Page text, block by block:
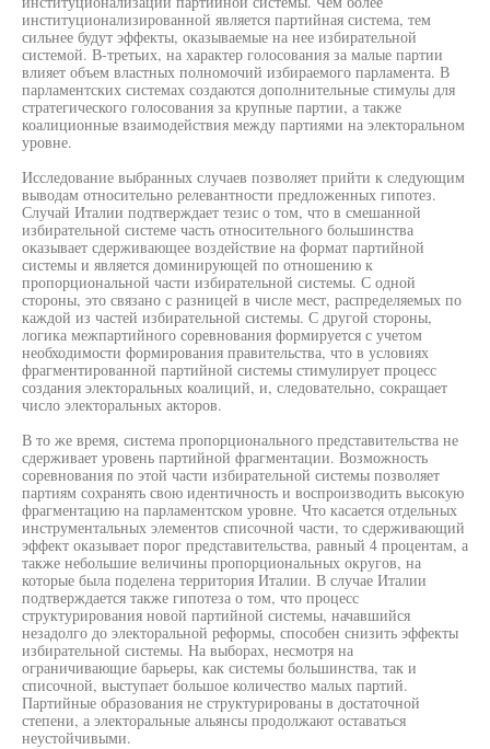
институционализированной является партийная система, тем
сильнее будут эффекты, оказываемые на нее избирательной
системой. В-третьих, на характер голосования за малые партии
влияет объем властных полномочий избираемого парламента. В
парламентских системах создаются дополнительные стимулы для
стратегического голосования за крупные партии, а также
коалиционные взаимодействия между партиями на электоральном
уровне.
Исследование выбранных случаев позволяет прийти к следующим
выводам относительно релевантности предложенных гипотез.
Случай Италии подтверждает тезис о том, что в смешанной
избирательной системе часть относительного большинства
оказывает сдерживающее воздействие на формат партийной
системы и является доминирующей по отношению к
пропорциональной части избирательной системы. С одной
стороны, это связано с разницей в числе мест, распределяемых по
каждой из частей избирательной системы. С другой стороны,
логика межпартийного соревнования формируется с учетом
необходимости формирования правительства, что в условиях
фрагментированной партийной системы стимулирует процесс
создания электоральных коалиций, и, следовательно, сокращает
число электоральных акторов.
В то же время, система пропорционального представительства не
сдерживает уровень партийной фрагментации. Возможность
соревнования по этой части избирательной системы позволяет
партиям сохранять свою идентичность и воспроизводить высокую
фрагментацию на парламентском уровне. Что касается отдельных
инструментальных элементов списочной части, то сдерживающий
эффект оказывает порог представительства, равный 4 процентам, а
также небольшие величины пропорциональных округов, на
которые была поделена территория Италии. В случае Италии
подтверждается также гипотеза о том, что процесс
структурирования новой партийной системы, начавшийся
незадолго до электоральной реформы, способен снизить эффекты
избирательной системы. На выборах, несмотря на
ограничивающие барьеры, как системы большинства, так и
списочной, выступает большое количество малых партий.
Партийные образования не структурированы в достаточной
степени, а электоральные альянсы продолжают оставаться
неустойчивыми.